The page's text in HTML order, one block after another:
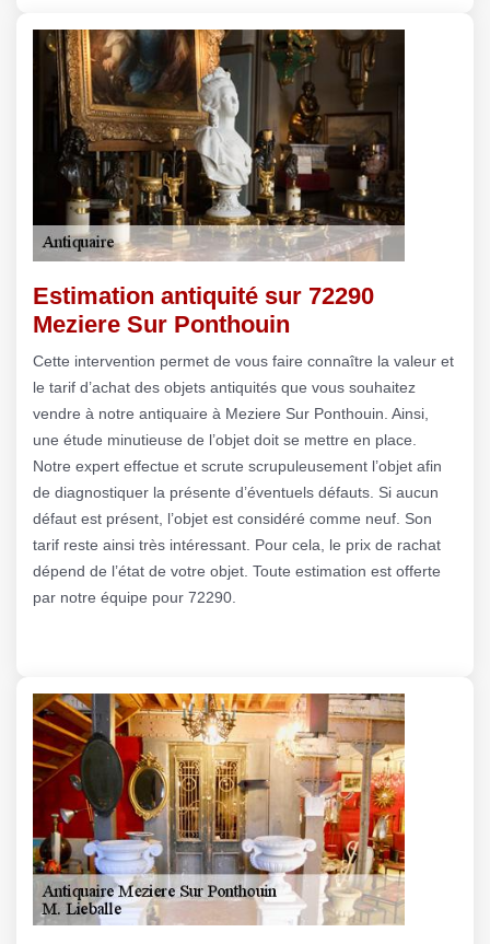
Estimation antiquité sur 72290
Meziere Sur Ponthouin
Cette intervention permet de vous faire connaître la valeur et
le tarif d’achat des objets antiquités que vous souhaitez
vendre à notre antiquaire à Meziere Sur Ponthouin. Ainsi,
une étude minutieuse de l’objet doit se mettre en place.
Notre expert effectue et scrute scrupuleusement l’objet afin
de diagnostiquer la présente d’éventuels défauts. Si aucun
défaut est présent, l’objet est considéré comme neuf. Son
tarif reste ainsi très intéressant. Pour cela, le prix de rachat
dépend de l’état de votre objet. Toute estimation est offerte
par notre équipe pour 72290.